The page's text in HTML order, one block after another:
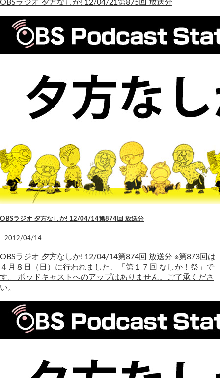
OBSラジオ 夕方なしか! 12/04/21第875回 放送分
OBSラジオ 夕方なしか! 12/04/14第874回 放送分
2012/04/14
OBSラジオ 夕方なしか! 12/04/14第874回 放送分 ※第873回は
４月８日（日）に行われました、「第１７回 なしか！祭」で
す。 ポッドキャストへのアップはありません。ご了承くださ
い。